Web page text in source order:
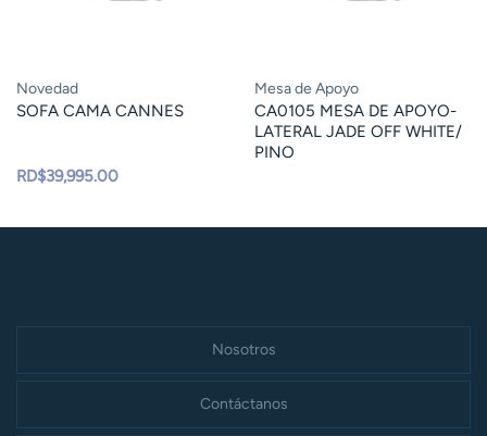
Novedad
SOFA CAMA CANNES
RD$39,995.00
Mesa de Apoyo
CA0105 MESA DE APOYO-
LATERAL JADE OFF WHITE/
PINO
Nosotros
Contáctanos